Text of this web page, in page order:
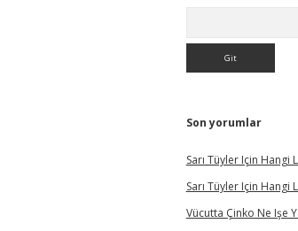
Son yorumlar
Sarı Tüyler Için Hangi
Sarı Tüyler Için Hangi
Vücutta Çinko Ne Işe